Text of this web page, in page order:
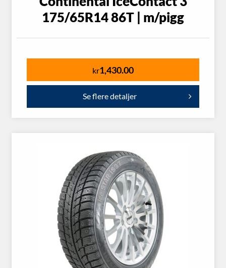
175/65R14 86T | m/pigg
kr1,430.00
Se flere detaljer